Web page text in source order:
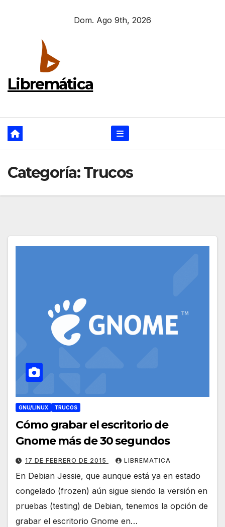
Dom. Ago 9th, 2026
Libremática
Categoría:Trucos
GNU/LINUX TRUCOS
Cómo grabar el escritorio de
Gnome más de 30 segundos
17 DE FEBRERO DE 2015 LIBREMATICA
En Debian Jessie, que aunque está ya en estado
congelado (frozen) aún sigue siendo la versión en
pruebas (testing) de Debian, tenemos la opción de
grabar el escritorio Gnome en…